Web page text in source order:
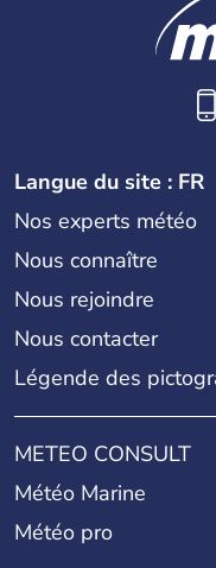
Langue du site : FR
Nos experts météo
Nous connaître
Nous rejoindre
Nous contacter
Légende des
METEO CONSULT
Météo Marine
Météo pro